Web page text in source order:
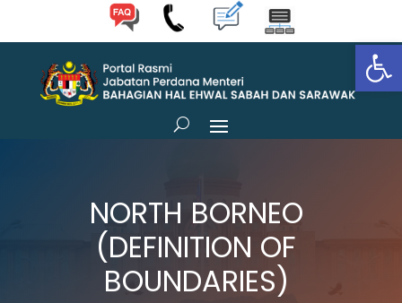
NORTH BORNEO
(DEFINITION OF
BOUNDARIES)